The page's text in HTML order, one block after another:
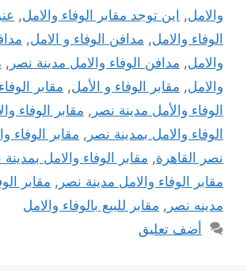
والامل, اين توجد مقابر الوفاء والامل,
الوفاء والامل, مدافن الوفاء و الامل,
والامل, مدافن الوفاء والامل مدينة نصر ,
والامل, مقابر الوفاء و الأمل, مقابر
الوفاء والأمل مدينة نصر , مقابر الوفاء
الوفاء والامل بمدينة نصر , مقابر الوفاء
نصر القاهرة, مقابر الوفاء والامل بمدينة
مقابر الوفاء والامل مدينة نصر , مقابر
مدينه نصر , مقابر للبيع بالوفاء والامل
أضف تعليق